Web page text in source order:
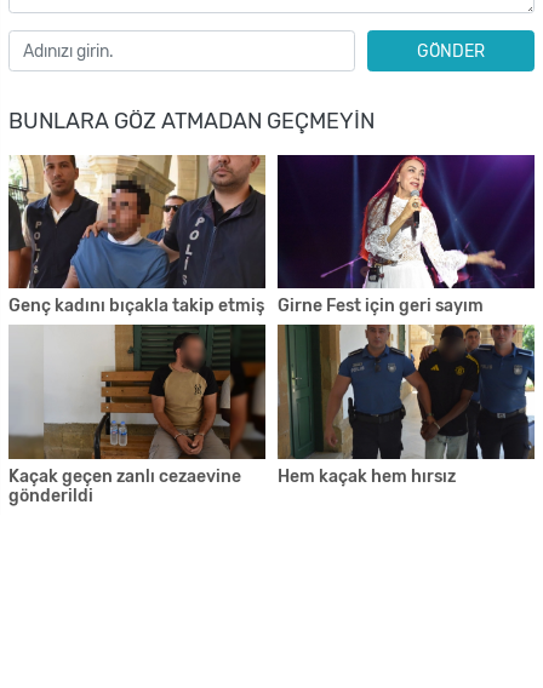
GÖNDER
BUNLARA GÖZ ATMADAN GEÇMEYIN
Genç kadını bıçakla takip etmiş Girne Fest için geri sayım
Kaçak geçen zanlı cezaevine
gönderildi
Hem kaçak hem hırsız